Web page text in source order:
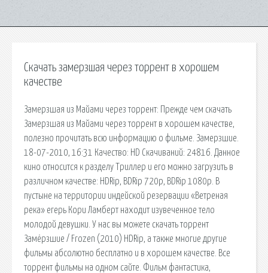
Скачать замерзшая через торрент в хорошем
качестве
Замерзшая из Майами через торрент: Прежде чем скачать
Замерзшая из Майами через торрент в хорошем качестве,
полезно прочитать всю информацию о фильме. Замерзшие.
18-07-2010, 16:31 Качество: HD Скачиваний: 24816. Данное
кино относится к разделу Триллер и его можно загрузить в
различном качестве: HDRip, BDRip 720p, BDRip 1080p. В
пустыне на территории индейской резервации «Ветреная
река» егерь Кори Ламберт находит изувеченное тело
молодой девушки. У нас вы можете скачать торрент
Замёрзшие / Frozen (2010) HDRip, а также многие другие
фильмы абсолютно бесплатно и в хорошем качестве. Все
торрент фильмы на одном сайте. Фильм фантастика,